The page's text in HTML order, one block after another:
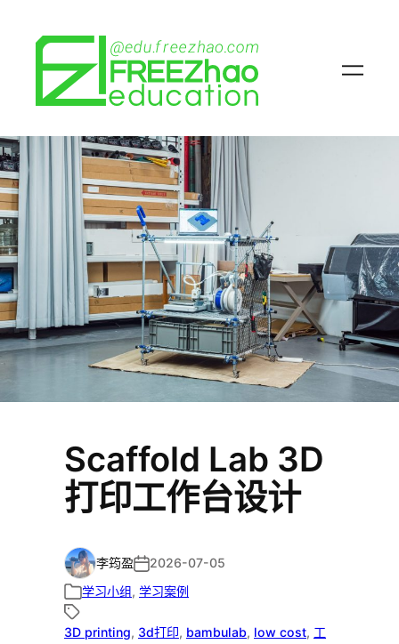
Scaffold Lab 3D
打印工作台设计
李筠盈
2026-07-05
学习小组, 学习案例
3D printing, 3d打印, bambulab, low cost, 工